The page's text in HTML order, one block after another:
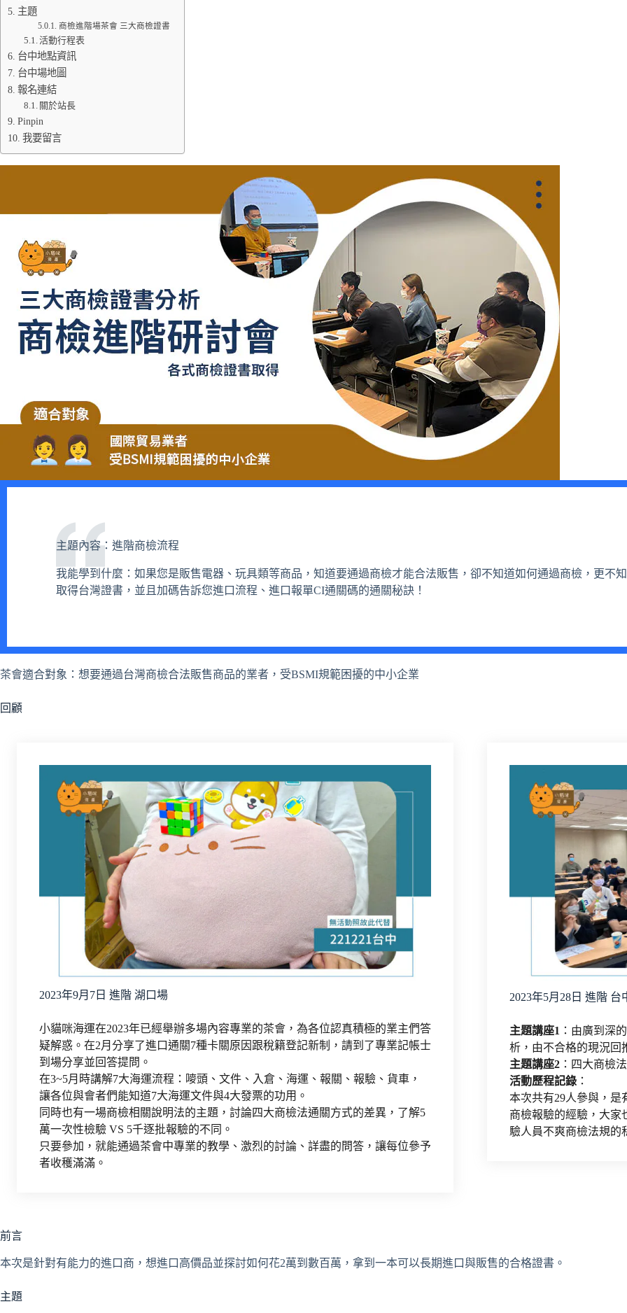
主題
商檢進階場茶會 三大商檢證書
活動行程表
台中地點資訊
台中場地圖
報名連結
關於站長
Pinpin
我要留言
主題內容：進階商檢流程
我能學到什麼：如果您是販售電器、玩具類等商品，知道要通過商檢才能合法販售，卻不知道如何通過商檢，更不
取得台灣證書，並且加碼告訴您進口流程、進口報單CI通關碼的通關秘訣！
茶會適合對象：想要通過台灣商檢合法販售商品的業者，受BSMI規範困擾的中小企業
回顧
2023年9月7日 進階 湖口場
小貓咪海運在2023年已經舉辦多場內容專業的茶會，為各位認真積極的業主們答
疑解惑。在2月分享了進口通關7種卡關原因跟稅籍登記新制，請到了專業記帳士
到場分享並回答提問。
在3~5月時講解7大海運流程：嘜頭、文件、入倉、海運、報關、報驗、貨車，
讓各位與會者們能知道7大海運文件與4大發票的功用。
同時也有一場商檢相關說明法的主題，討論四大商檢法通關方式的差異，了解5
萬一次性檢驗 VS 5千逐批報驗的不同。
只要參加，就能通過茶會中專業的教學、激烈的討論、詳盡的問答，讓每位參予
者收穫滿滿。
2023年5月28日 進階 台
主題講座1 ：由廣到深
析，由不合格的現況回
主題講座2 ：四大商檢
活動歷程記錄 ：
本次共有29人參與，是
商檢報驗的經驗，大家
驗人員不爽商檢法規的
前言
本次是針對有能力的進口商，想進口高價品並探討如何花2萬到數百萬，拿到一本可以長期進口與販售的合格證書。
主題